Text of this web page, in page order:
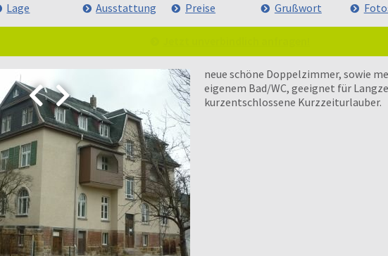
Lage Ausstattung Preise Grußwort
 
neue schöne Doppelzimmer, sowie
eigenem Bad/WC, geeignet für
kurzentschlossene Kurzzeiturlauber.